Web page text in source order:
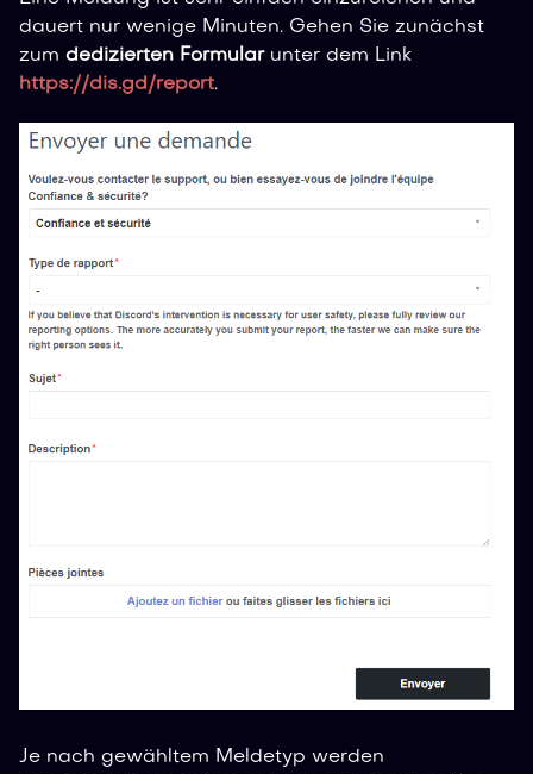
dauert nur wenige Minuten. Gehen Sie zunächst
zum dedizierten Formularunter dem Link
https://dis.gd/report.
Je nach gewähltem Meldetyp werden